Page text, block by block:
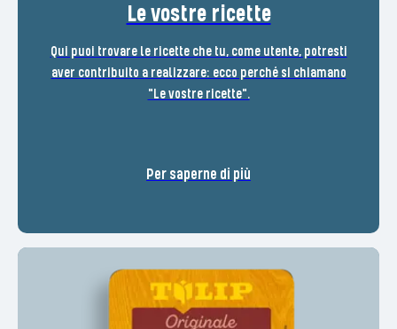
Le vostre ricette
Qui puoi trovare le ricette che tu, come utente, potresti
aver contribuito a realizzare: ecco perché si chiamano
"Le vostre ricette".
Per saperne di più